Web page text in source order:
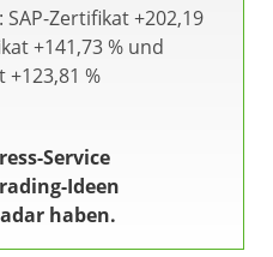
Zertifikat +202,19
+141,73 % und
%
Service
Ideen
haben.